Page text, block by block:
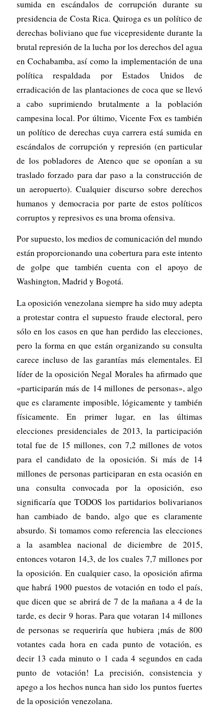
sumida en escándalos de corrupción durante su
presidencia de Costa Rica. Quiroga es un político de
derechas boliviano que fue vicepresidente durante la
brutal represión de la lucha por los derechos del agua
en Cochabamba, así como la implementación de una
política respaldada por Estados Unidos de
erradicación de las plantaciones de coca que se llevó
a cabo suprimiendo brutalmente a la población
campesina local. Por último, Vicente Fox es también
un político de derechas cuya carrera está sumida en
escándalos de corrupción y represión (en particular
de los pobladores de Atenco que se oponían a su
traslado forzado para dar paso a la construcción de
un aeropuerto). Cualquier discurso sobre derechos
humanos y democracia por parte de estos políticos
corruptos y represivos es una broma ofensiva.
Por supuesto, los medios de comunicación del mundo
están proporcionando una cobertura para este intento
de golpe que también cuenta con el apoyo de
Washington, Madrid y Bogotá.
La oposición venezolana siempre ha sido muy adepta
a protestar contra el supuesto fraude electoral, pero
sólo en los casos en que han perdido las elecciones,
pero la forma en que están organizando su consulta
carece incluso de las garantías más elementales. El
líder de la oposición Negal Morales ha afirmado que
«participarán más de 14 millones de personas», algo
que es claramente imposible, lógicamente y también
físicamente. En primer lugar, en las últimas
elecciones presidenciales de 2013, la participación
total fue de 15 millones, con 7,2 millones de votos
para el candidato de la oposición. Si más de 14
millones de personas participaran en esta ocasión en
una consulta convocada por la oposición, eso
significaría que TODOS los partidarios bolivarianos
han cambiado de bando, algo que es claramente
absurdo. Si tomamos como referencia las elecciones
a la asamblea nacional de diciembre de 2015,
entonces votaron 14,3, de los cuales 7,7 millones por
la oposición. En cualquier caso, la oposición afirma
que habrá 1900 puestos de votación en todo el país,
que dicen que se abrirá de 7 de la mañana a 4 de la
tarde, es decir 9 horas. Para que votaran 14 millones
de personas se requeriría que hubiera ¡más de 800
votantes cada hora en cada punto de votación, es
decir 13 cada minuto o 1 cada 4 segundos en cada
punto de votación! La precisión, consistencia y
apego a los hechos nunca han sido los puntos fuertes
de la oposición venezolana.